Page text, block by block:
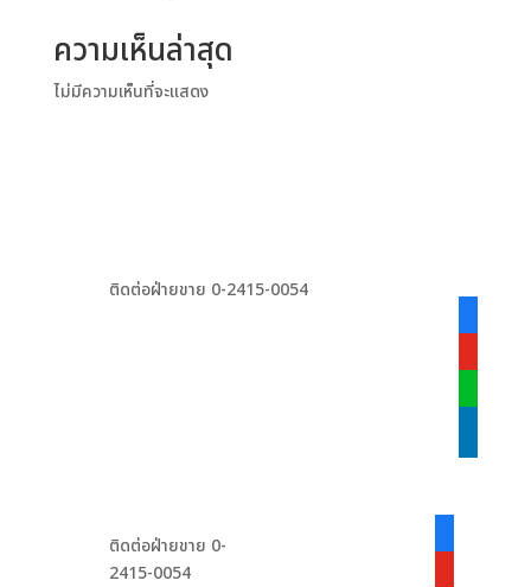
ความเห็นล่าสุด
ไม่มีความเห็นที่จะแสดง
ติดต่อฝ่ายขาย 0-2415-0054
ติดต่อฝ่ายขาย 0-
2415-0054